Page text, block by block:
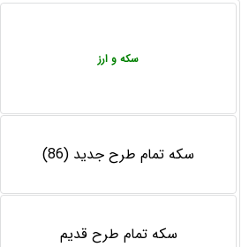
سکه و ارز
سکه تمام طرح جدید (86)
سکه تمام طرح قدیم